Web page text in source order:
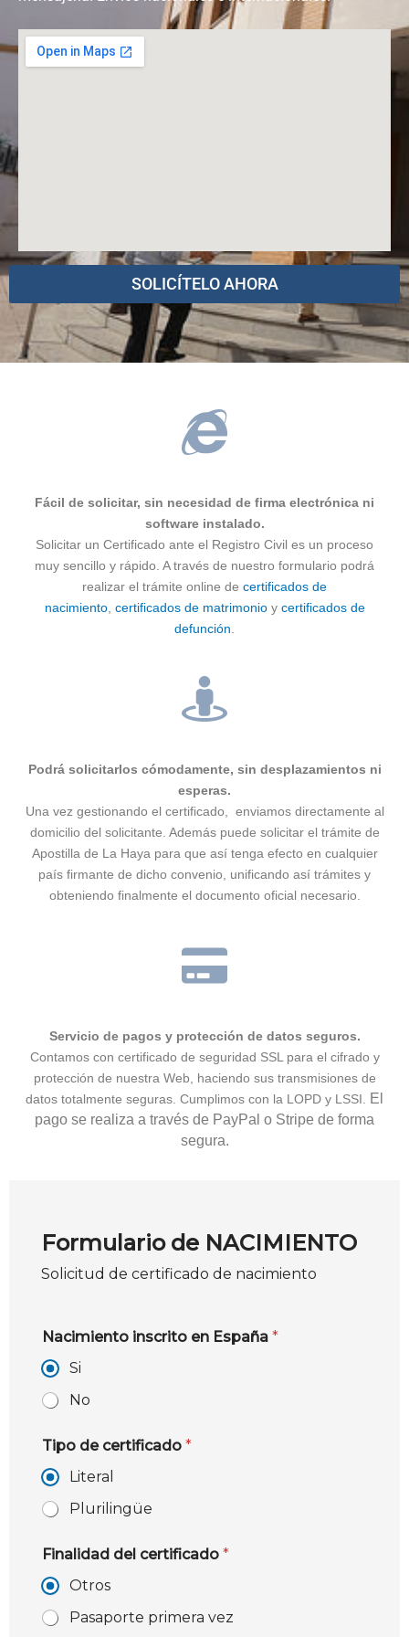
SOLICÍTELO AHORA
Fácil de solicitar, sin necesidad de firma electrónica ni
software instalado.
Solicitar un Certificado ante el Registro Civil es un proceso
muy sencillo y rápido. A través de nuestro formulario podrá
realizar el trámite online de certificados de
nacimiento, certificados de matrimonioy certificados de
defunción
Podrá solicitarlos cómodamente, sin desplazamientos ni
esperas.
Una vez gestionando el certificado, enviamos directamente al
domicilio del solicitante. Además puede solicitar el trámite de
Apostilla de La Haya para que así tenga efecto en cualquier
país firmante de dicho convenio, unificando así trámites y
obteniendo finalmente el documento oficial necesario.
Servicio de pagos y protección de datos seguros.
Contamos con certificado de seguridad SSL para el cifrado y
protección de nuestra Web, haciendo sus transmisiones de
datos totalmente seguras. Cumplimos con la LOPD y LSSI.
El
pago se realiza a través de PayPal o Stripe de forma
segura.
Formulario de NACIMIENTO
Solicitud de certificado de nacimiento
Nacimiento inscrito en España *
Si
No
Tipo de certificado *
Literal
Plurilingüe
Finalidad del certificado *
Otros
Pasaporte primera vez